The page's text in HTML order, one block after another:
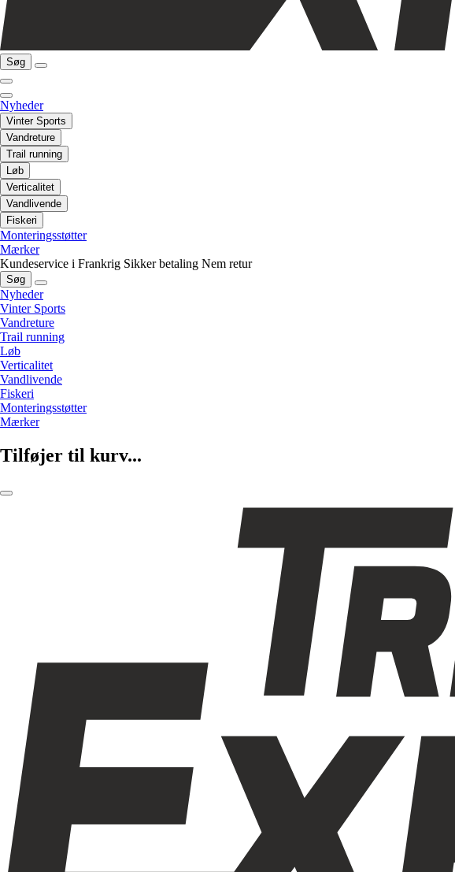
Søg
Nyheder
Vinter Sports
Vandreture
Trail running
Løb
Verticalitet
Vandlivende
Fiskeri
Monteringsstøtter
Mærker
Kundeservice i Frankrig Sikker betaling Nem retur
Søg
Nyheder
Vinter Sports
Vandreture
Trail running
Løb
Verticalitet
Vandlivende
Fiskeri
Monteringsstøtter
Mærker
Tilføjer til kurv...